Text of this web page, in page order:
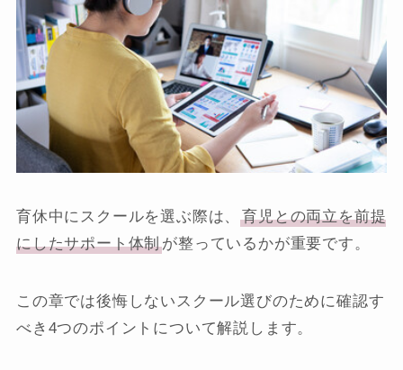
育休中にスクールを選ぶ際は、育児との両立を前提
にしたサポート体制が整っているかが重要です。
この章では後悔しないスクール選びのために確認す
べき4つのポイントについて解説します。